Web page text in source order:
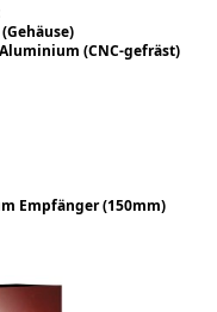
(CNC-gefräst)
Empfänger (150mm)